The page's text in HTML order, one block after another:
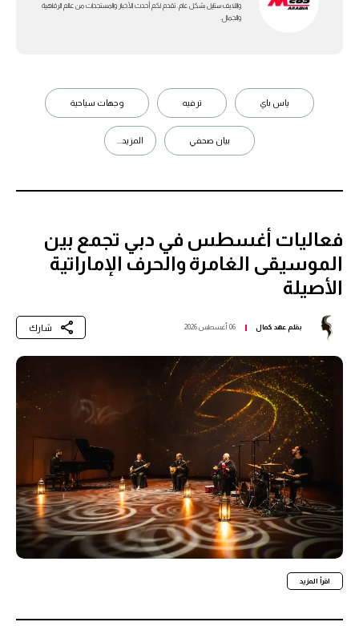
واللايف ستايل بشكل عام. تقدم لكم أحدث الأخبار والمستجدات من عالم الرفاهية
والجمال.
ياس باي ترفيه وجهات سياحية
بيان صحفي المزيد...
فعاليات أغسطس في دبي تجمع بين
الموسيقى الغامرة والحرف الإماراتية
الأصيلة
بقلمعهد كمال 06 أغسطس 2026 شارك
اقرأ المزيد